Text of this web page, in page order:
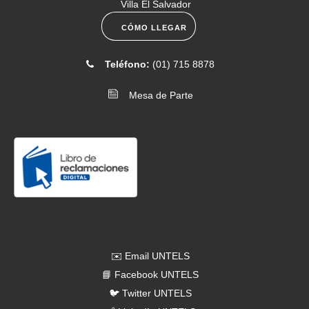
menú universitario del 6 al 10 de julio
sesión de Asamblea Universitaria 25 de junio
universitario
Villa El Salvador
CÓMO LLEGAR
Teléfono: (01) 715 8878
Mesa de Parte
✉️ Email UNTELS
📘 Facebook UNTELS
🐦 Twitter UNTELS